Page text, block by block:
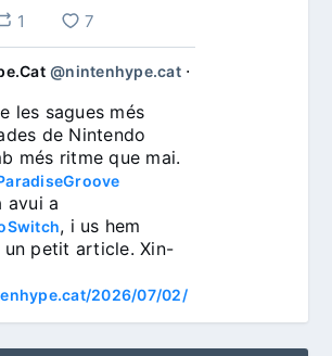
1 7
@nintenhype.cat⋅
les sagues més
de Nintendo
, i us hem
un petit article. Xin-
2026/07/02/